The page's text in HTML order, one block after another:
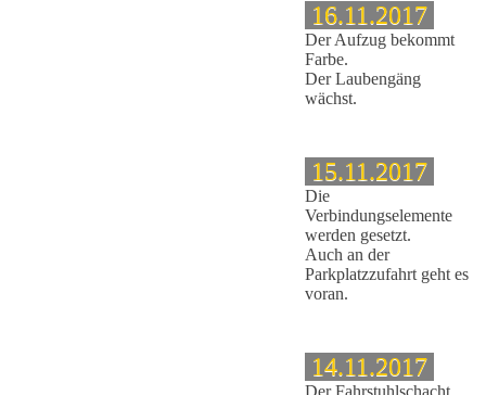
16.11.2017
Der Aufzug bekommt
Farbe.
Der Laubengäng
wächst.
15.11.2017
Die
Verbindungselemente
werden gesetzt.
Auch an der
Parkplatzzufahrt geht es
voran.
14.11.2017
Der Fahrstuhlschacht